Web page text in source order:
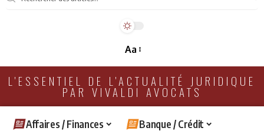
Aa
L'ESSENTIEL DE L'ACTUALITÉ JURIDIQUE
PAR VIVALDI AVOCATS
Affaires / Finances
Banque / Crédit